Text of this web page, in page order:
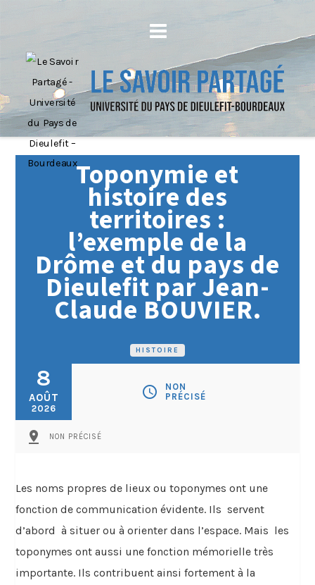
HISTOIRE
Toponymie et
histoire des
territoires :
l’exemple de la
Drôme et du pays de
Dieulefit par Jean-
Claude BOUVIER.
8
AOÛT
2026
schedule
NON
PRÉCISÉ
pin_drop NON PRÉCISÉ
Les noms propres de lieux ou toponymes ont une
fonction de communication évidente. Ils servent
d’abord à situer ou à orienter dans l’espace. Mais les
toponymes ont aussi une fonction mémorielle très
importante. Ils contribuent ainsi fortement à la